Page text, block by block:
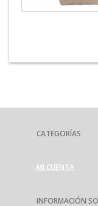
CATEGORÍAS
MI CUENTA
INFORMACIÓN